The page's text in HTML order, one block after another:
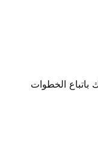
باتباع الخطوات